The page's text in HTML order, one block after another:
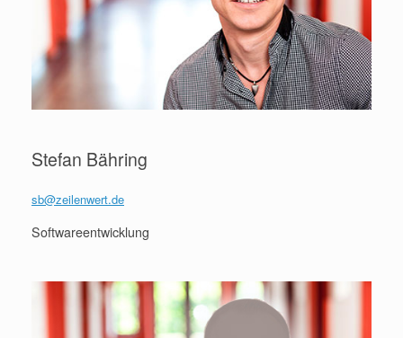
Stefan Bähring
sb@zeilenwert.de
Softwareentwicklung